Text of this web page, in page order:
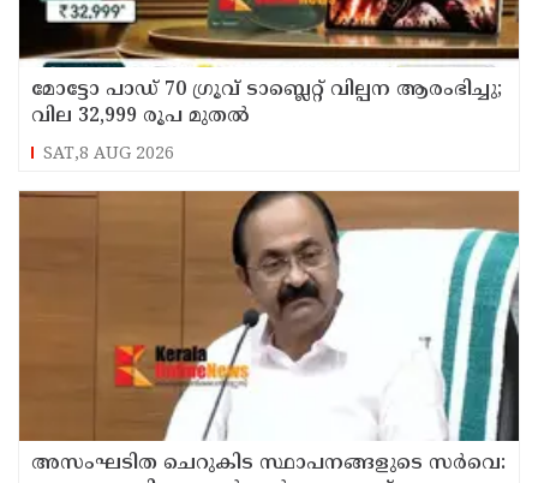
മോട്ടോ പാഡ് 70 ഗ്രൂവ് ടാബ്ലെറ്റ് വില്പന ആരംഭിച്ചു;
വില 32,999 രൂപ മുതൽ
SAT,8 AUG 2026
അസംഘടിത ചെറുകിട സ്ഥാപനങ്ങളുടെ സർവെ: